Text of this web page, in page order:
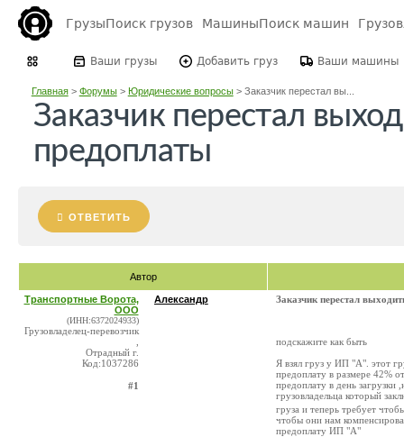
ГрузыПоиск грузов МашиныПоиск машин
Ваши грузы Добавить груз Ваши машины
Главная> Форумы> Юридические вопросы> Заказчик перестал вы...
Заказчик перестал
предоплаты
ОТВЕТИТЬ
Автор
Транспортные Ворота,
ООО
(ИНН:6372024933)
Грузовладелец-перевозчик
Отрадный г.
Код:1037286
#1
Александр Заказчик перестал
подскажите как быть
Я взял груз у ИП "А". этот
предоплату в размере 42%
предоплату в день загрузки
грузовладельца который
груза и теперь требует
чтобы они нам
предоплату ИП "А"